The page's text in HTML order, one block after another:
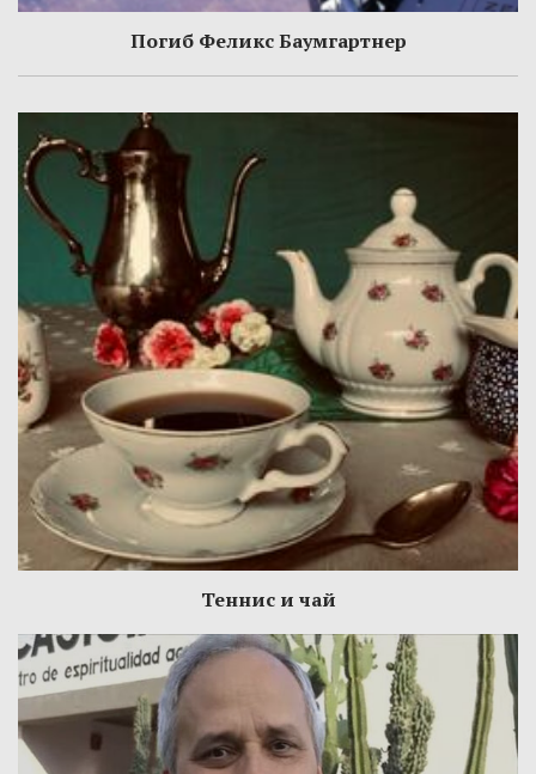
Погиб Феликс Баумгартнер
Теннис и чай